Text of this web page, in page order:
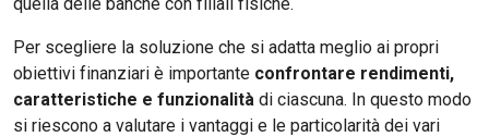
Per scegliere la soluzione che si adatta meglio ai propri
obiettivi finanziari è importante confrontare rendimenti,
caratteristiche e funzionalità di ciascuna. In questo modo
si riescono a valutare i vantaggi e le particolarità dei vari